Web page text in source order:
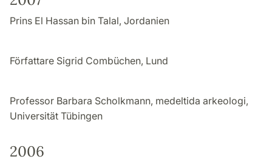
Prins El Hassan bin Talal, Jordanien
Författare Sigrid Combüchen, Lund
Professor Barbara Scholkmann, medeltida arkeologi,
Universität Tübingen
2006